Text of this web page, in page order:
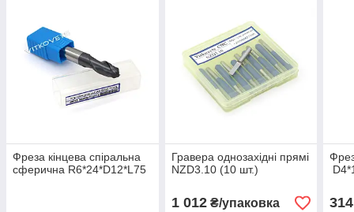
Фреза кінцева спіральна
сферична R6*24*D12*L75
Гравера однозахідні прямі
NZD3.10 (10 шт.)
1 012₴/упаковка 314